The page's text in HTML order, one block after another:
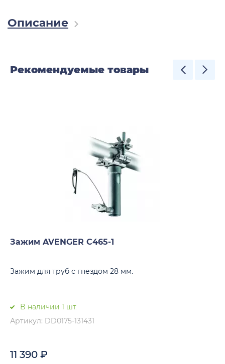
Описание
Рекомендуемые товары
Зажим AVENGER C465-1
Зажим для труб с гнездом 28 мм.
В наличии 1 шт.
Артикул: DD0175-131431
11 390 ₽